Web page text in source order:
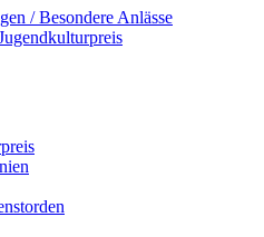
/ Besondere Anlässe